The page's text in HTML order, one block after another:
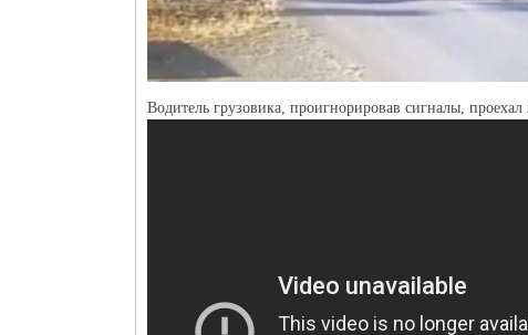
Водитель грузовика, проигнорировав сигналы,